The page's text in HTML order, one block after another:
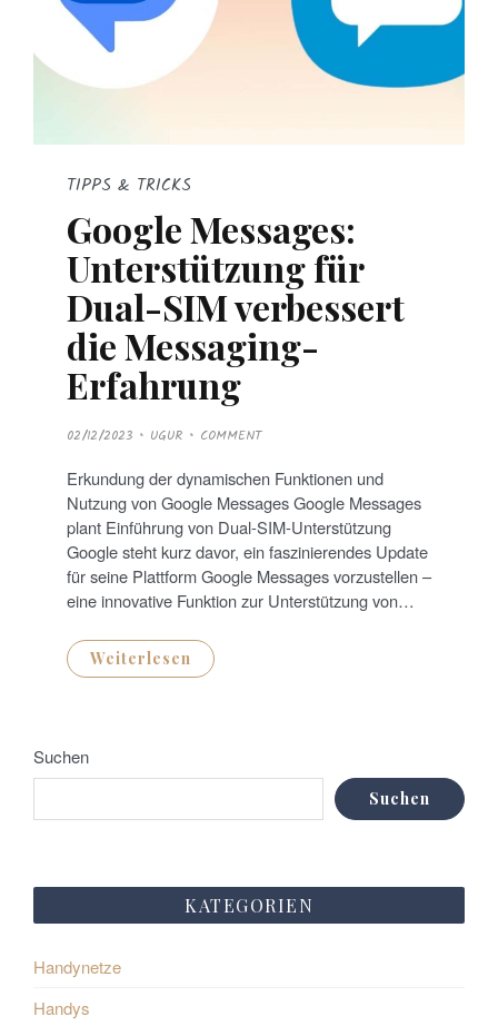
TIPPS & TRICKS
Google Messages:
Unterstützung für
Dual-SIM verbessert
die Messaging-
Erfahrung
P
O
T
E
D
O
N
02/12/2023 UGUR COMMENT
Erkundung der dynamischen Funktionen und
Nutzung von Google Messages Google Messages
plant Einführung von Dual-SIM-Unterstützung
Google steht kurz davor, ein faszinierendes Update
für seine Plattform Google Messages vorzustellen –
eine innovative Funktion zur Unterstützung von…
Weiterlesen
Suchen
Suchen
KATEGORIEN
Handynetze
Handys